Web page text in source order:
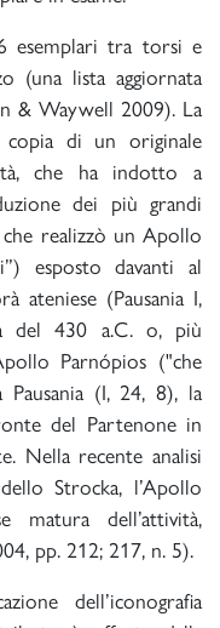
esemplari tra torsi e
(una lista aggiornata
& Waywell 2009). La
copia di un originale
che ha indotto a
dei più grandi
realizzò un Apollo
esposto davanti al
ateniese (Pausania I,
del 430 a.C. o, più
Parnópios ("che
Pausania (I, 24, 8), la
del Partenone in
Nella recente analisi
Strocka, l’Apollo
matura dell’attività,
pp. 212; 217, n. 5).
dell’iconografia